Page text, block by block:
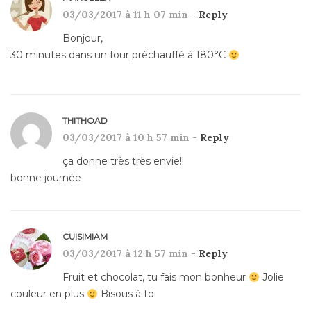
03/03/2017 à 11 h 07 min - Reply
Bonjour,
30 minutes dans un four préchauffé à 180°C
THITHOAD
03/03/2017 à 10 h 57 min - Reply
ça donne très très envie!!
bonne journée
CUISIMIAM
03/03/2017 à 12 h 57 min - Reply
Fruit et chocolat, tu fais mon bonheur
Jolie
couleur en plus
Bisous à toi